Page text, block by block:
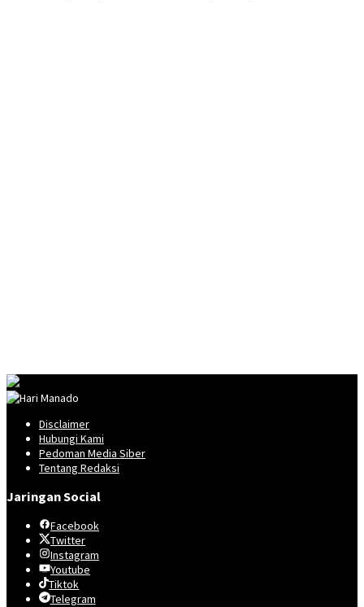
Disclaimer
Hubungi Kami
Pedoman Media Siber
Tentang Redaksi
Jaringan Social
Facebook
Twitter
Instagram
Youtube
Tiktok
Telegram